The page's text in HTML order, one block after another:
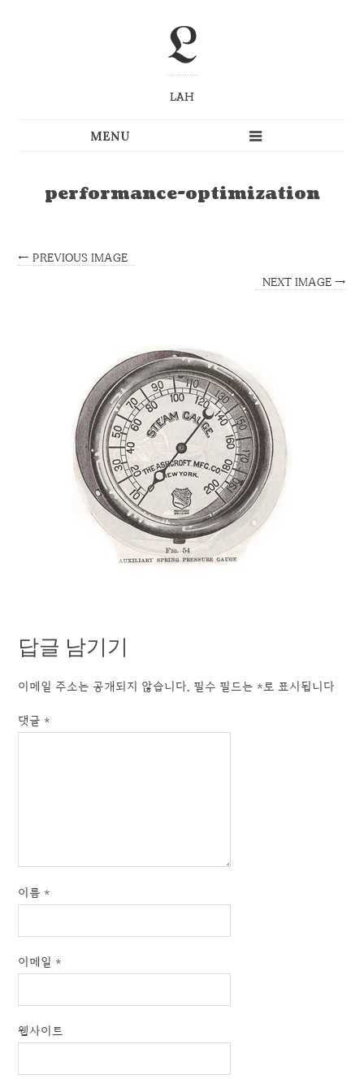
L
LAH
performance-optimization
← PREVIOUS IMAGE
NEXT IMAGE →
답글 남기기
이메일 주소는 공개되지 않습니다. 필수 필드는 *로 표시됩니다
댓글 *
이름 *
이메일 *
웹사이트